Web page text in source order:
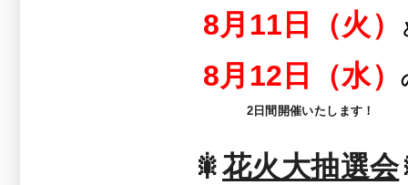
8月11日（火）
8月12日（水）
2日間開催いたします！
🎇花火大抽選会